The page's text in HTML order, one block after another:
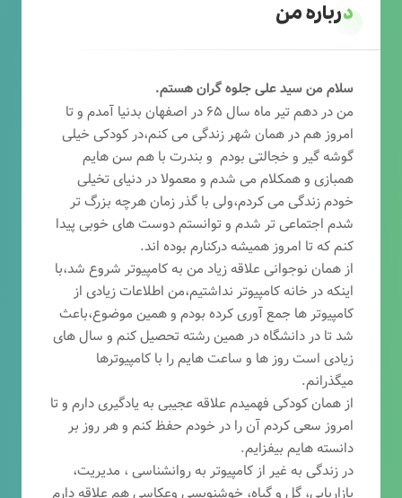
درباره من
سلام من سید علی جلوه گران هستم.
من در دهم تیر ماه سال ۶۵ در اصفهان بدنیا آمدم و تا
امروز هم در همان شهر زندگی می کنم،در کودکی خیلی
گوشه گیر و خجالتی بودم و بندرت با هم سن هایم
همبازی و همکلام می شدم و معمولا در دنیای تخیلی
خودم زندگی می کردم،ولی با گذر زمان هرچه بزرگ تر
شدم اجتماعی تر شدم و توانستم دوست های خوبی پیدا
کنم که تا امروز همیشه درکنارم بوده اند.
از همان نوجوانی علاقه زیاد من به کامپیوتر شروع شد،با
اینکه در خانه کامپیوتر نداشتیم،من اطلاعات زیادی از
کامپیوتر ها جمع آوری کرده بودم و همین موضوع،باعث
شد تا در دانشگاه در همین رشته تحصیل کنم و سال های
زیادی است روز ها و ساعت هایم را با کامپیوترها
میگذرانم.
از همان کودکی فهمیدم علاقه عجیبی به یادگیری دارم و تا
امروز سعی کردم آن را در خودم حفظ کنم و هر روز بر
دانسته هایم بیفزایم.
در زندگی به غیر از کامپیوتر به روانشناسی ، مدیریت،
بازاریابی، گل و گیاه، خوشنویسی وعکاسی هم علاقه دارم